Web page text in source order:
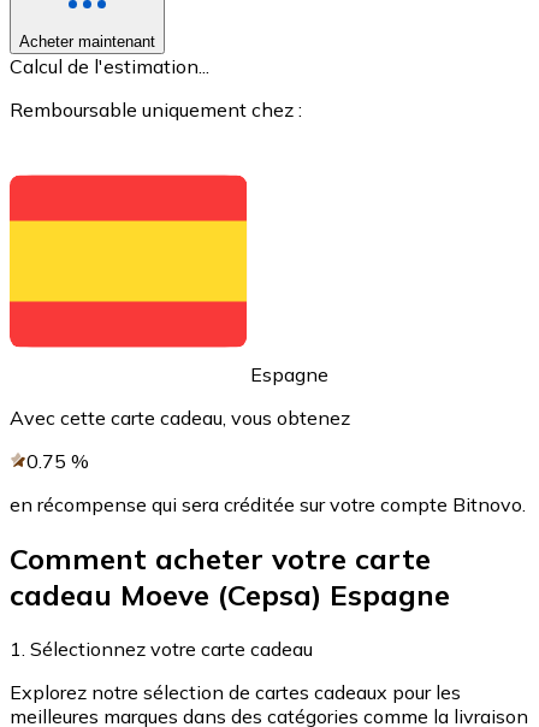
Voir toutes
Acheter avec espèces
Virement SEPA
Acheter avec virement bancaire
Carte de crédit / débit
Utilisez les cartes Visa et Mastercard pour acheter
Nouveau
Achetez des cartes-cadeaux de vos marques
Aller à la boutique de cartes-cadeaux
Acheter maintenant
Calcul de l'estimation...
Remboursable uniquement chez :
Espagne
Avec cette carte cadeau, vous obtenez
0.75 %
en récompense qui sera créditée sur votre compte Bitnovo.
Comment acheter votre carte
cadeau Moeve (Cepsa) Espagne
1. Sélectionnez votre carte cadeau
Explorez notre sélection de cartes cadeaux pour les
meilleures marques dans des catégories comme la livraison